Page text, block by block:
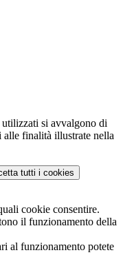
si avvalgono di
alle finalità illustrate nella
tutti i cookies
cookie consentire.
il funzionamento della
al funzionamento potete